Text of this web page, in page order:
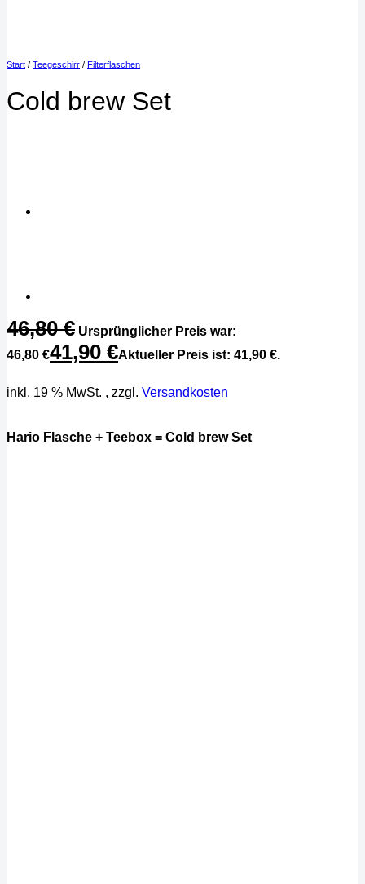
Start / Teegeschirr / Filterflaschen
Cold brew Set
46,80€ Ursprünglicher Preis war:
46,80 €41,90 €Aktueller Preis ist: 41,90 €.
inkl. 19 % MwSt. , zzgl. Versandkosten
Hario Flasche + Teebox = Cold brew Set